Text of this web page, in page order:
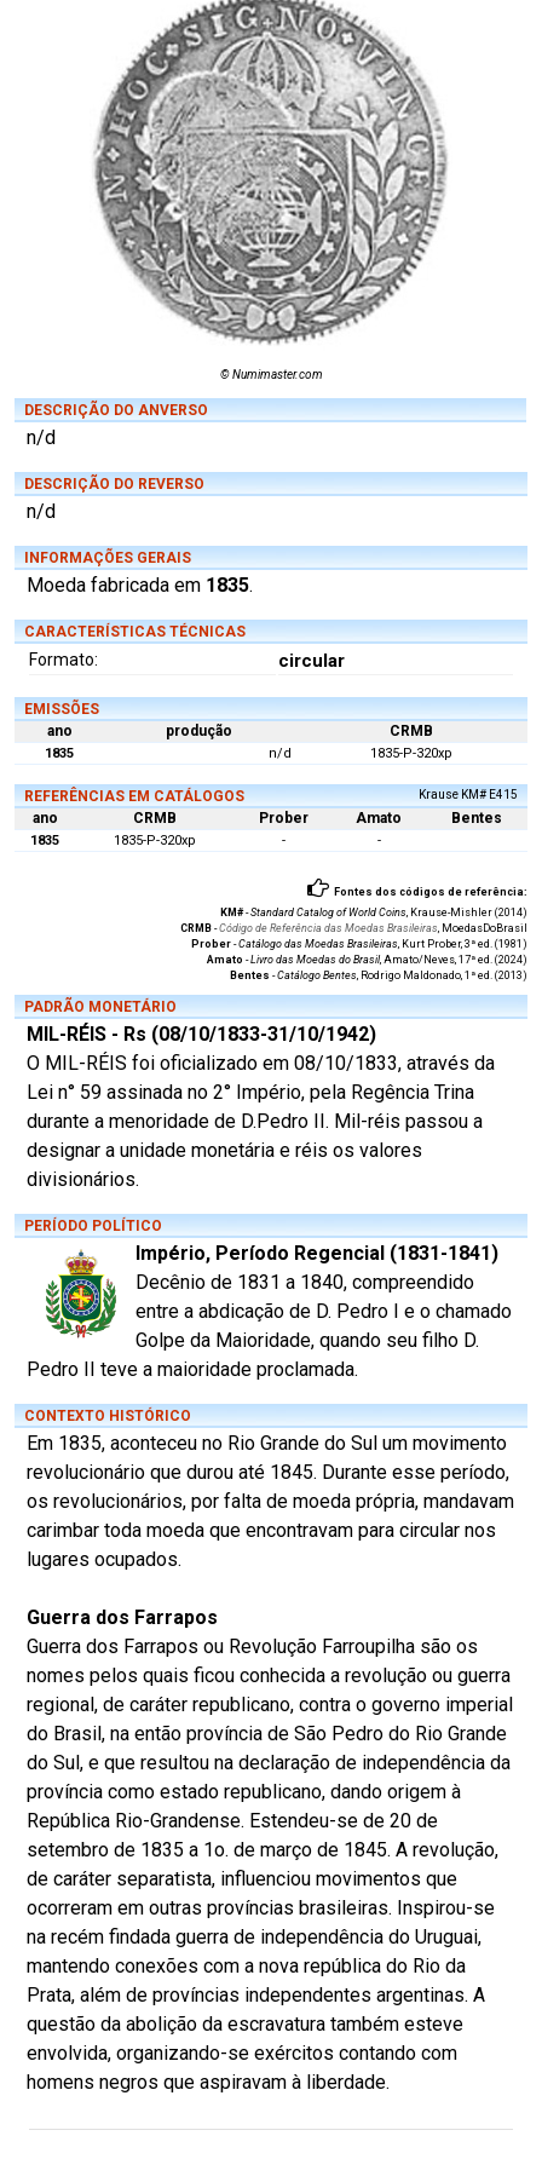
© Numimaster.com
DESCRIÇÃO DO ANVERSO
n/d
DESCRIÇÃO DO REVERSO
n/d
INFORMAÇÕES GERAIS
Moeda fabricada em 1835.
CARACTERÍSTICAS TÉCNICAS
Formato: circular
EMISSÕES
ano
produção CRMB
1835 n/d 1835-P-320xp
REFERÊNCIAS EM CATÁLOGOS Krause KM# E415
ano CRMB Prober Amato Bentes
1835 1835-P-320xp - -
Fontes dos códigos de referência:
KM#-Standard Catalog of World Coins, Krause-Mishler (2014)
CRMB -Código de Referência das Moedas Brasileiras, MoedasDoBrasil
Prober -Catálogo das Moedas Brasileiras, Kurt Prober, 3ª ed. (1981)
Amato -Livro das Moedas do Brasil, Amato/Neves, 17ª ed. (2024)
Bentes -Catálogo Bentes, Rodrigo Maldonado, 1ª ed. (2013)
PADRÃO MONETÁRIO
MIL-RÉIS - Rs (08/10/1833-31/10/1942)
O MIL-RÉIS foi oficializado em 08/10/1833, através da
Lei n° 59 assinada no 2° Império, pela Regência Trina
durante a menoridade de D.Pedro II. Mil-réis passou a
designar a unidade monetária e réis os valores
divisionários.
PERÍODO POLÍTICO
Império, Período Regencial (1831-1841)
Decênio de 1831 a 1840, compreendido
entre a abdicação de D. Pedro I e o chamado
Golpe da Maioridade, quando seu filho D.
Pedro II teve a maioridade proclamada.
CONTEXTO HISTÓRICO
Em 1835, aconteceu no Rio Grande do Sul um movimento
revolucionário que durou até 1845. Durante esse período,
os revolucionários, por falta de moeda própria, mandavam
carimbar toda moeda que encontravam para circular nos
lugares ocupados.
Guerra dos Farrapos
Guerra dos Farrapos ou Revolução Farroupilha são os
nomes pelos quais ficou conhecida a revolução ou guerra
regional, de caráter republicano, contra o governo imperial
do Brasil, na então província de São Pedro do Rio Grande
do Sul, e que resultou na declaração de independência da
província como estado republicano, dando origem à
República Rio-Grandense. Estendeu-se de 20 de
setembro de 1835 a 1o. de março de 1845. A revolução,
de caráter separatista, influenciou movimentos que
ocorreram em outras províncias brasileiras. Inspirou-se
na recém findada guerra de independência do Uruguai,
mantendo conexões com a nova república do Rio da
Prata, além de províncias independentes argentinas. A
questão da abolição da escravatura também esteve
envolvida, organizando-se exércitos contando com
homens negros que aspiravam à liberdade.